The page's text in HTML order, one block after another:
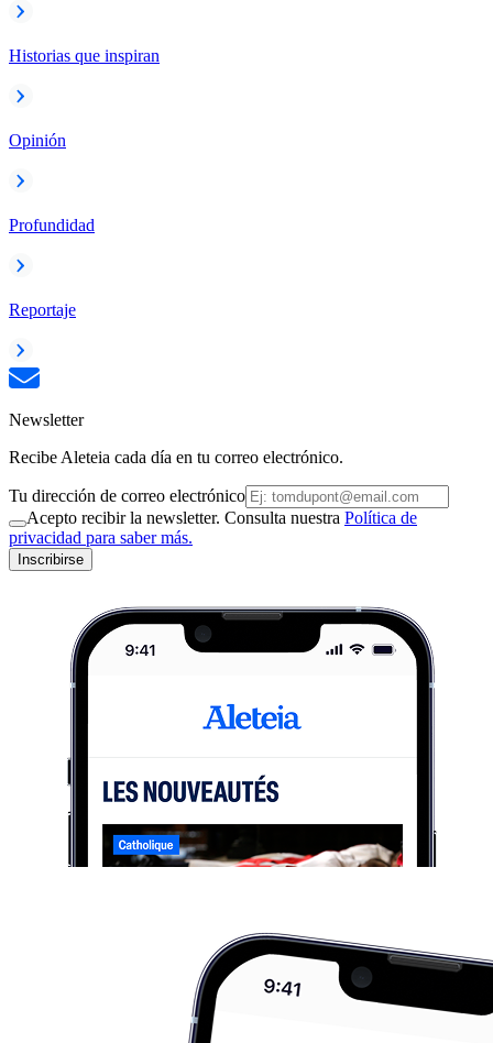
Historias que inspiran
Opinión
Profundidad
Reportaje
Newsletter
Recibe Aleteia cada día en tu correo electrónico.
Tu dirección de correo electrónico
Acepto recibir la newsletter. Consulta nuestra Política de
privacidad para saber más.
Inscribirse